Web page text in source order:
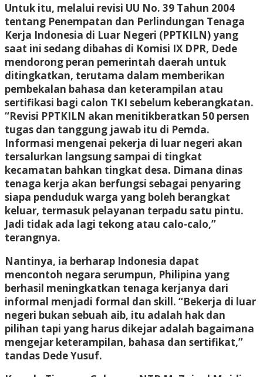
Untuk itu, melalui revisi UU No. 39 Tahun 2004
tentang Penempatan dan Perlindungan Tenaga
Kerja Indonesia di Luar Negeri (PPTKILN) yang
saat ini sedang dibahas di Komisi IX DPR, Dede
mendorong peran pemerintah daerah untuk
ditingkatkan, terutama dalam memberikan
pembekalan bahasa dan keterampilan atau
sertifikasi bagi calon TKI sebelum keberangkatan.
“Revisi PPTKILN akan menitikberatkan 50 persen
tugas dan tanggung jawab itu di Pemda.
Informasi mengenai pekerja di luar negeri akan
tersalurkan langsung sampai di tingkat
kecamatan bahkan tingkat desa. Dimana dinas
tenaga kerja akan berfungsi sebagai penyaring
siapa penduduk warga yang boleh berangkat
keluar, termasuk pelayanan terpadu satu pintu.
Jadi tidak ada lagi tekong atau calo-calo,”
terangnya.
Nantinya, ia berharap Indonesia dapat
mencontoh negara serumpun, Philipina yang
berhasil meningkatkan tenaga kerjanya dari
informal menjadi formal dan skill. “Bekerja di luar
negeri bukan sebuah aib, itu adalah hak dan
pilihan tapi yang harus dikejar adalah bagaimana
mengejar keterampilan, bahasa dan sertifikat,”
tandas Dede Yusuf.